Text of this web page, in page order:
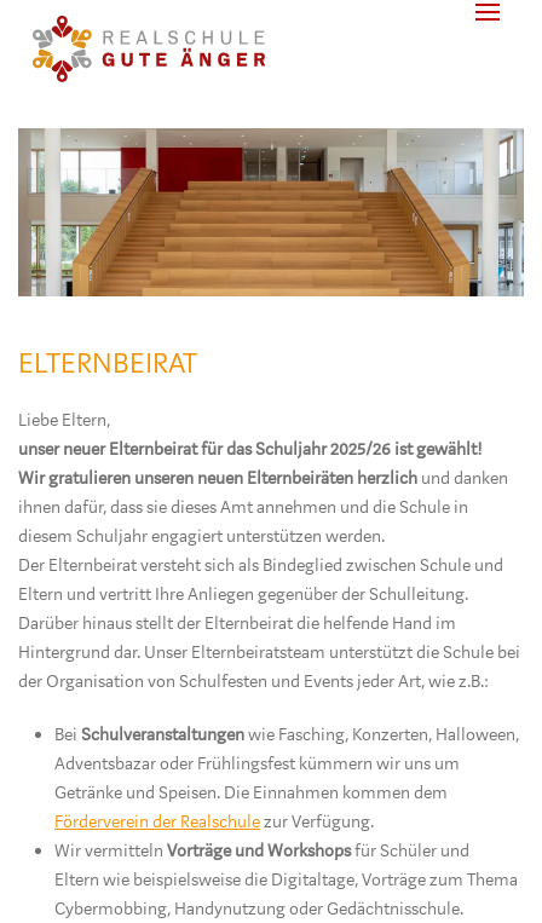
ELTERNBEIRAT
Liebe Eltern,
unser neuer Elternbeirat für das Schuljahr 2025/26 ist gewählt!
Wir gratulieren unseren neuen Elternbeiräten herzlich und danken
ihnen dafür, dass sie dieses Amt annehmen und die Schule in
diesem Schuljahr engagiert unterstützen werden.
Der Elternbeirat versteht sich als Bindeglied zwischen Schule und
Eltern und vertritt Ihre Anliegen gegenüber der Schulleitung.
Darüber hinaus stellt der Elternbeirat die helfende Hand im
Hintergrund dar. Unser Elternbeiratsteam unterstützt die Schule bei
der Organisation von Schulfesten und Events jeder Art, wie z.B.:
Bei Schulveranstaltungenwie Fasching, Konzerten, Halloween,
Adventsbazar oder Frühlingsfest kümmern wir uns um
Getränke und Speisen. Die Einnahmen kommen dem
Förderverein der Realschulezur Verfügung.
Wir vermitteln Vorträge und Workshopsfür Schüler und
Eltern wie beispielsweise die Digitaltage, Vorträge zum Thema
Cybermobbing, Handynutzung oder Gedächtnisschule.